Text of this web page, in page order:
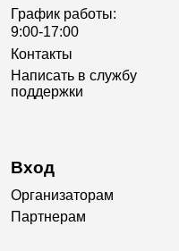
График работы:
9:00-17:00
Контакты
Написать в службу
поддержки
Вход
Организаторам
Партнерам